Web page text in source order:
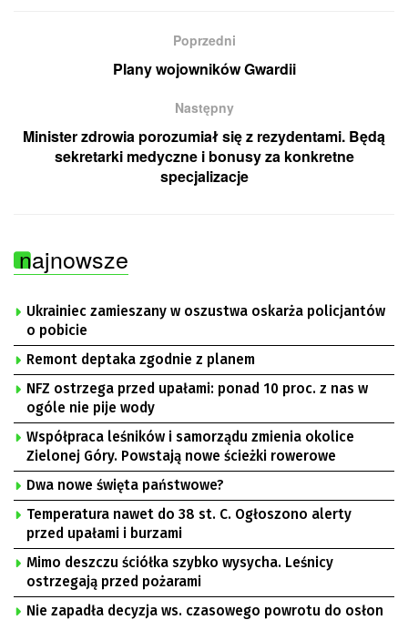
Poprzedni
Plany wojowników Gwardii
Następny
Minister zdrowia porozumiał się z rezydentami. Będą
sekretarki medyczne i bonusy za konkretne
specjalizacje
najnowsze
Ukrainiec zamieszany w oszustwa oskarża policjantów
o pobicie
Remont deptaka zgodnie z planem
NFZ ostrzega przed upałami: ponad 10 proc. z nas w
ogóle nie pije wody
Współpraca leśników i samorządu zmienia okolice
Zielonej Góry. Powstają nowe ścieżki rowerowe
Dwa nowe święta państwowe?
Temperatura nawet do 38 st. C. Ogłoszono alerty
przed upałami i burzami
Mimo deszczu ściółka szybko wysycha. Leśnicy
ostrzegają przed pożarami
Nie zapadła decyzja ws. czasowego powrotu do osłon